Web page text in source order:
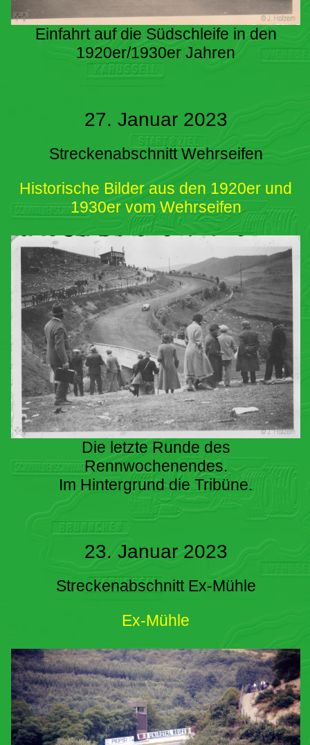
Einfahrt auf die Südschleife in den
1920er/1930er Jahren
27. Januar 2023
Streckenabschnitt Wehrseifen
Historische Bilder aus den 1920er und
1930er vom Wehrseifen
Die letzte Runde des
Rennwochenendes.
Im Hintergrund die Tribüne.
23. Januar 2023
Streckenabschnitt Ex-Mühle
Ex-Mühle